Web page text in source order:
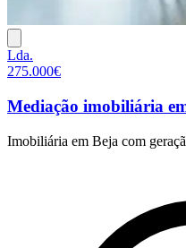
Lda.
275.000€
Mediação imobiliária
Imobiliária em Beja com